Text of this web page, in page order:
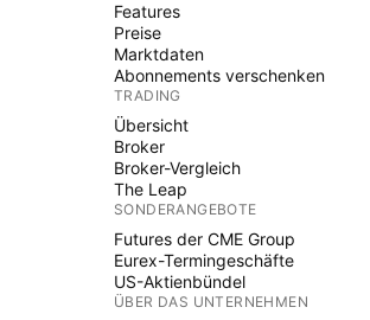
Features
Preise
Marktdaten
Abonnements verschenken
TRADING
Übersicht
Broker
Broker-Vergleich
The Leap
SONDERANGEBOTE
Futures der CME Group
Eurex-Termingeschäfte
US-Aktienbündel
ÜBER DAS UNTERNEHMEN